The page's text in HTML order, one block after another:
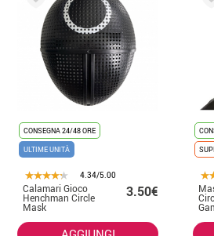
CONSEGNA 24/48 ORE
ULTIME UNITÀ
4.34/5.00
Calamari Gioco
Henchman Circle
Mask
3.50€